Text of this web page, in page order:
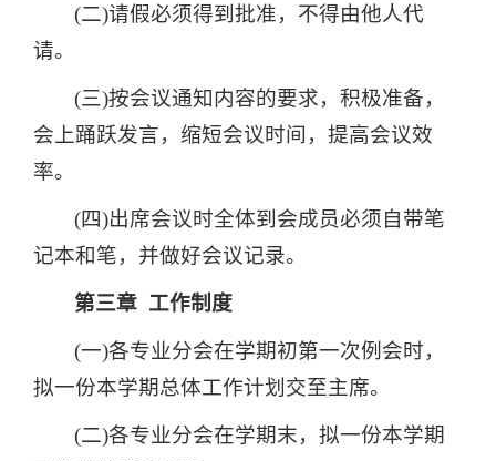
(二)请假必须得到批准，不得由他人代
请。
(三)按会议通知内容的要求，积极准备，
会上踊跃发言，缩短会议时间，提高会议效
率。
(四)出席会议时全体到会成员必须自带笔
记本和笔，并做好会议记录。
第三章 工作制度
(一)各专业分会在学期初第一次例会时，
拟一份本学期总体工作计划交至主席。
(二)各专业分会在学期末，拟一份本学期